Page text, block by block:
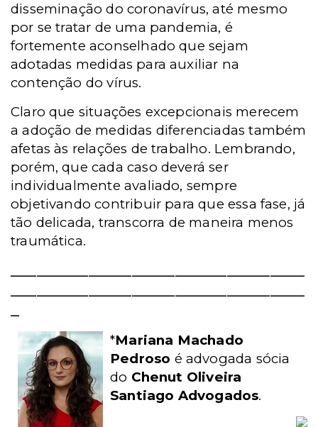
disseminação do coronavírus, até mesmo
por se tratar de uma pandemia, é
fortemente aconselhado que sejam
adotadas medidas para auxiliar na
contenção do vírus.
Claro que situações excepcionais merecem
a adoção de medidas diferenciadas também
afetas às relações de trabalho. Lembrando,
porém, que cada caso deverá ser
individualmente avaliado, sempre
objetivando contribuir para que essa fase, já
tão delicada, transcorra de maneira menos
traumática.
__________________________________
__________________________________
_
*Mariana Machado
Pedroso é advogada sócia
do Chenut Oliveira
Santiago Advogados.